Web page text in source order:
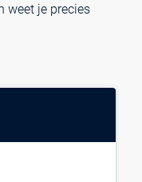
weet je precies